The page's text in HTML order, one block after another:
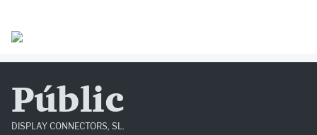
Públic
DISPLAY CONNECTORS, SL.